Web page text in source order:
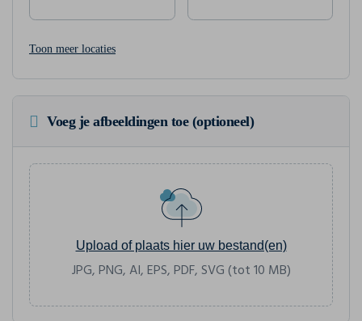
Toon meer locaties
Voeg je afbeeldingen toe (optioneel)
Upload of plaats hier uw bestand(en)
JPG, PNG, AI, EPS, PDF, SVG (tot 10 MB)